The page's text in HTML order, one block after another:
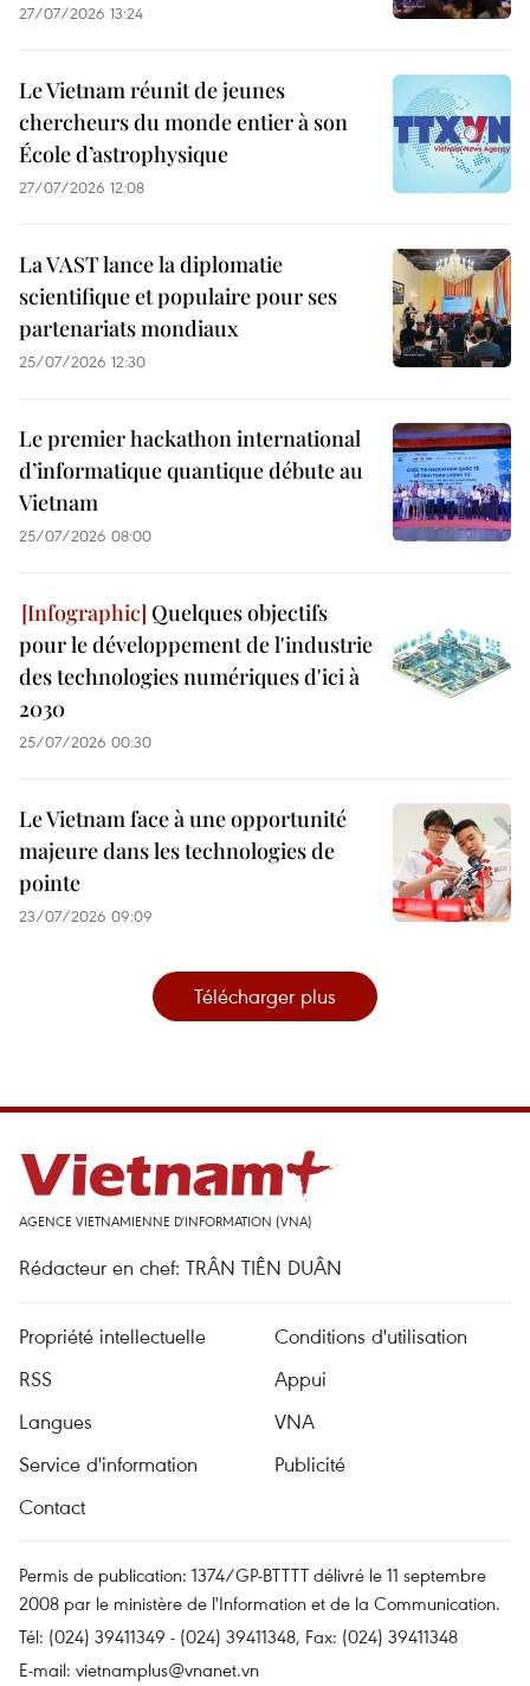
27/07/2026 13:24
Le Vietnam réunit de jeunes
chercheurs du monde entier à son
École d’astrophysique
27/07/2026 12:08
La VAST lance la diplomatie
scientifique et populaire pour ses
partenariats mondiaux
25/07/2026 12:30
Le premier hackathon international
d’informatique quantique débute au
Vietnam
25/07/2026 08:00
Quelques objectifs
pour le développement de l'industrie
des technologies numériques d'ici à
2030
25/07/2026 00:30
Le Vietnam face à une opportunité
majeure dans les technologies de
pointe
23/07/2026 09:09
Télécharger plus
AGENCE VIETNAMIENNE D'INFORMATION (VNA)
Rédacteur en chef: TRÂN TIÊN DUÂN
Propriété intellectuelle
Conditions d'utilisation
RSS
Appui
Langues
VNA
Service d'information
Publicité
Contact
Permis de publication: 1374/GP-BTTTT délivré le 11 septembre
2008 par le ministère de l'Information et de la Communication.
Tél: (024) 39411349 - (024) 39411348, Fax: (024) 39411348
E-mail: vietnamplus@vnanet.vn